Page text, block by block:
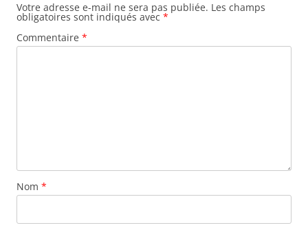
Votre adresse e-mail ne sera pas publiée. Les champs
obligatoires sont indiqués avec *
Commentaire *
Nom *